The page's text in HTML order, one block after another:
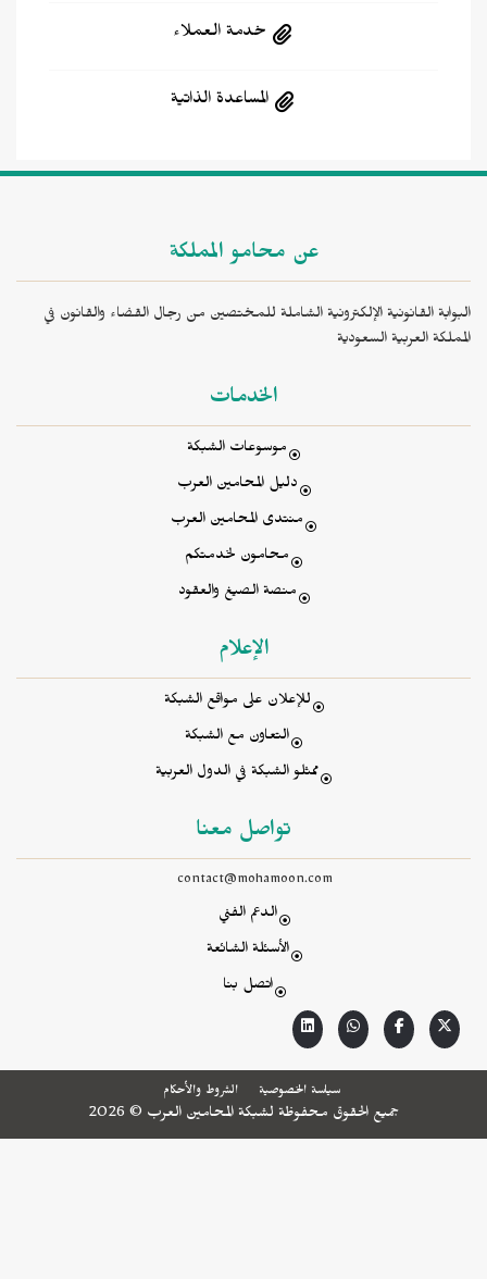
خدمة العملاء
المساعدة الذاتية
عن محامو المملكة
القانونية الإلكترونية الشاملة للمختصين من رجال القضاء والقانون في
العربية السعودية
الخدمات
موسوعات الشبكة
دليل المحامين العرب
منتدى المحامين العرب
محامون لخدمتكم
منصة الصيغ والعقود
للإعلان على مواقع الشبكة
التعاون مع الشبكة
ممثلو الشبكة في الدول العربية
تواصل معنا
contact@mohamoon.com
الدعم الفني
الأسئلة الشائعة
اتصل بنا
سياسة الخصوصية الشروط والأحكام
جميع الحقوق محفوظة لشبكة المحامين العرب © 2026